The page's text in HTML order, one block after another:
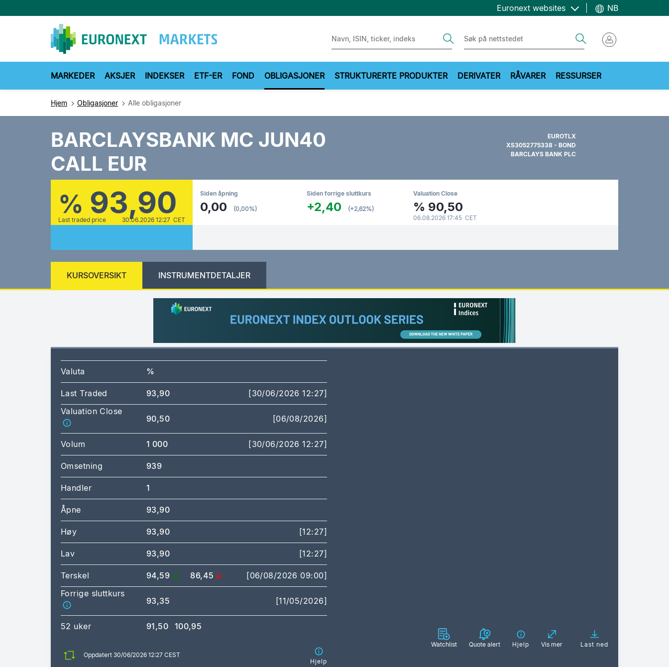
til
Euronext websites NB
MARKEDER AKSJER INDEKSER ETF-ER FOND OBLIGASJONER STRUKTURERTE PRODUKTER DERIVATER RÅVARER RESSURSER
Hjem Obligasjoner Alle obligasjoner
BARCLAYSBANK MC JUN40
CALL EUR
EUROTLX
XS3052775338 - BOND
BARCLAYS BANK PLC
% 93,90
Last traded price 30.06.2026 12:27 CET
Siden åpning
0,00 (0,00%)
Siden forrige sluttkurs
+2,40 (+2,62%)
Valuation Close
% 90,50
06.08.2026 17:45 CET
KURSOVERSIKT INSTRUMENTDETALJER
Valuta %
Last Traded 93,90
[30/06/2026 12:27]
Valuation Close
90,50 [06/08/2026]
Volum 1 000 [30/06/2026 12:27]
Omsetning 939
Handler 1
Åpne 93,90
Høy 93,90 [12:27]
Lav 93,90 [12:27]
Terskel 94,59 86,45
[06/08/2026 09:00]
Forrige sluttkurs
93,35 [11/05/2026]
52 uker 91,50 100,95
Oppdatert 30/06/2026 12:27 CEST
Hjelp
Watchlist Quote alert Hjelp Vis mer Last ned